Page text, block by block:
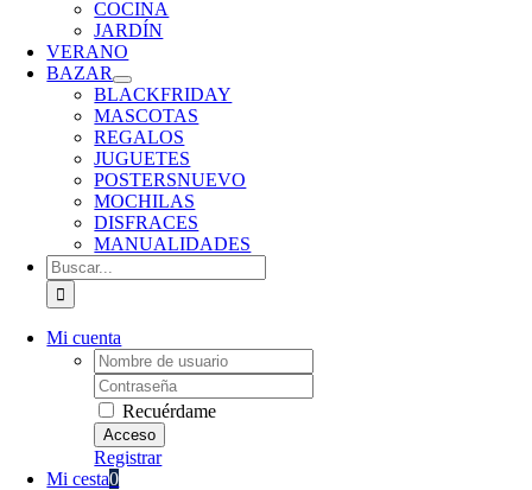
COCINA
JARDÍN
VERANO
BAZAR
BLACKFRIDAY
MASCOTAS
REGALOS
JUGUETES
POSTERSNUEVO
MOCHILAS
DISFRACES
MANUALIDADES
Buscar:
Mi cuenta
Username:
Password:
Recuérdame
Registrar
Mi cesta0